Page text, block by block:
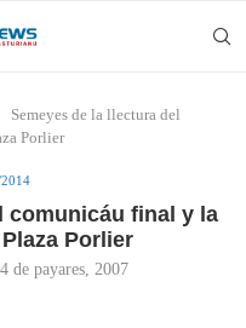
Semeyes de la llectura del
Porlier
comunicáu final y la
Porlier
de payares, 2007